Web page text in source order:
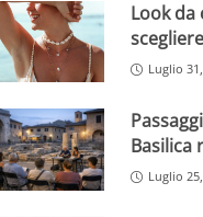
Look da
Luglio
Basilica
Luglio